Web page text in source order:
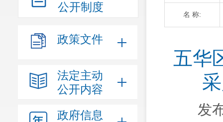
公开制度
政策文件
法定主动
公开内容
政府信息
名 称:
五华
发